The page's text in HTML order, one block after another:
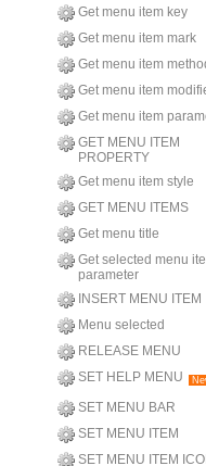
Get menu item key
Get menu item mark
Get menu item
Get menu item
Get menu item
GET MENU ITEM
PROPERTY
Get menu item style
GET MENU ITEMS
Get menu title
Get selected menu
parameter
INSERT MENU ITEM
Menu selected
RELEASE MENU
SET HELP MENU
SET MENU BAR
SET MENU ITEM
SET MENU ITEM